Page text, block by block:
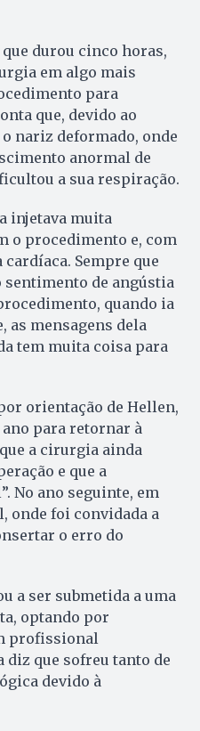
durou cinco horas,
em algo mais
para
que, devido ao
nariz deformado, onde
anormal de
a sua respiração.
injetava muita
o procedimento e, com
Sempre que
de angústia
quando ia
as mensagens dela
tem muita coisa para
orientação de Hellen,
para retornar à
a cirurgia ainda
e que a
No ano seguinte, em
onde foi convidada a
o erro do
a ser submetida a uma
optando por
profissional
que sofreu tanto de
devido à